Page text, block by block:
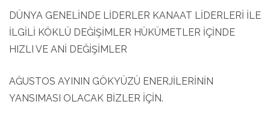
DÜNYA GENELİNDE LİDERLER KANAAT LİDERLERİ İLE
İLGİLİ KÖKLÜ DEĞİŞİMLER HÜKÜMETLER İÇİNDE
HIZLI VE ANİ DEĞİŞİMLER
AĞUSTOS AYININ GÖKYÜZÜ ENERJİLERİNİN
YANSIMASI OLACAK BİZLER İÇİN.